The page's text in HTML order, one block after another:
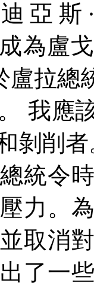
亞
為盧
盧拉總
我應
剝削者
統令
力。
取消
了一